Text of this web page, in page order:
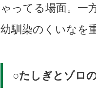
ゃってる場面。一
幼馴染のくいなを
○たしぎとゾロ